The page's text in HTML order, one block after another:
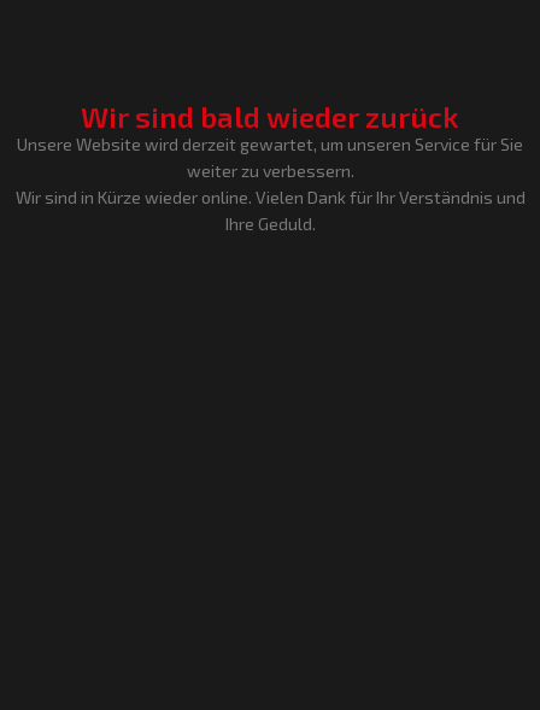
Wir sind bald wieder zurück
Unsere Website wird derzeit gewartet, um unseren Service für Sie
weiter zu verbessern.
Wir sind in Kürze wieder online. Vielen Dank für Ihr Verständnis und
Ihre Geduld.